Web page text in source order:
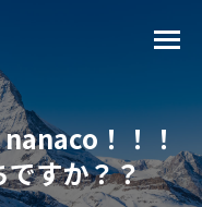
！！！
すか？？